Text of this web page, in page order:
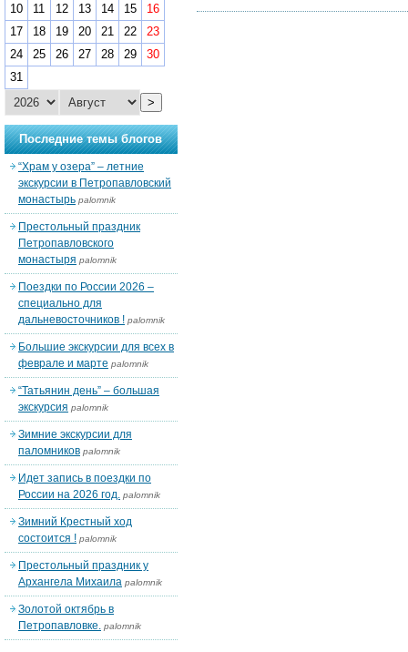
10
11 12 13 14 15
16
17
18 19 20 21 22
23
24
25 26 27 28 29
30
31
>
Последние темы блогов
“Храм у озера” – летние
экскурсии в Петропавловский
монастырь palomnik
Престольный праздник
Петропавловского
монастыря palomnik
Поездки по России 2026 –
специально для
дальневосточников ! palomnik
Большие экскурсии для всех в
феврале и марте palomnik
“Татьянин день” – большая
экскурсия palomnik
Зимние экскурсии для
паломников palomnik
Идет запись в поездки по
России на 2026 год. palomnik
Зимний Крестный ход
состоится ! palomnik
Престольный праздник у
Архангела Михаила palomnik
Золотой октябрь в
Петропавловке. palomnik